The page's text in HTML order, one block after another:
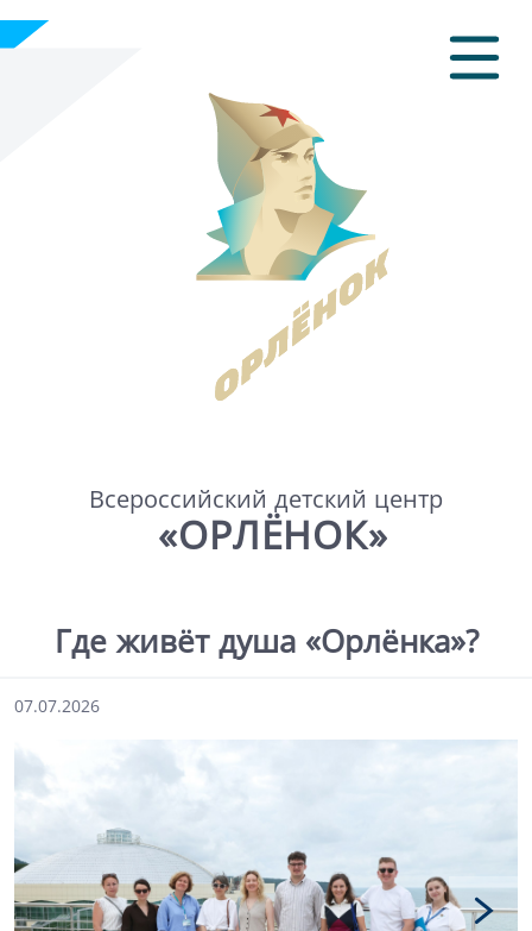
Всероссийский детский центр
«ОРЛЁНОК»
Где живёт душа «Орлёнка»?
07.07.2026